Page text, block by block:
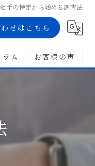
手の特定から始める調査法
せはこちら
ラム お客様の声